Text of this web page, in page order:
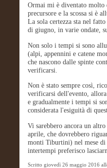
Ormai mi è diventato molto
precursore e la scossa si è
La sola certezza sta nel
di giugno, in varie ondate,
Non solo i tempi si sono
(alpi, appennini e catene
che nascono dalle spinte
verificarsi.
Non è stato sempre così,
verificarsi dell'evento,
e gradualmente i tempi si
considerata l'esiguità di
Vi sarebbero ancora un
aprile, che dovrebbero
monti Tiburtini) nel mese
intertempi preferisco
Scritto giovedì 26 maggio 2016